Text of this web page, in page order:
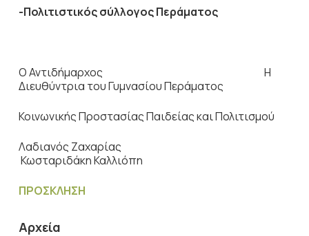
-Πολιτιστικός σύλλογος Περάματος
Ο Αντιδήμαρχος Η
Διευθύντρια του Γυμνασίου Περάματος
Κοινωνικής Προστασίας Παιδείας και Πολιτισμού
Λαδιανός Ζαχαρίας
Κωσταριδάκη Καλλιόπη
ΠΡΟΣΚΛΗΣΗ
Αρχεία